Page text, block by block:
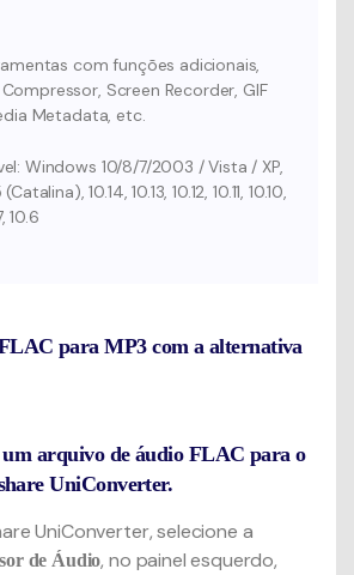
com funções adicionais,
Screen Recorder, GIF
Metadata, etc.
Windows 10/8/7/2003 / Vista / XP,
10.14, 10.13, 10.12, 10.11, 10.10,
10.6
para MP3 com a alternativa
arquivo de áudio FLAC para o
UniConverter.
UniConverter, selecione a
de Áudio, no painel esquerdo,